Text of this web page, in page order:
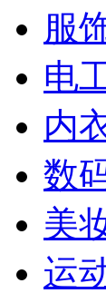
服
电
内
数
美
运